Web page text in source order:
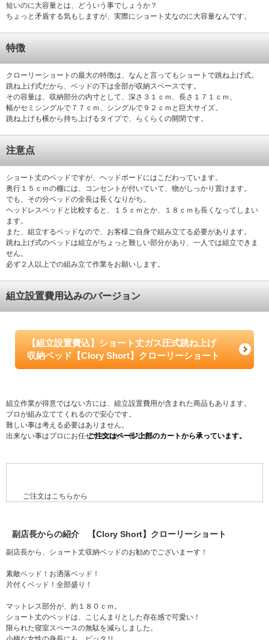
短いのに大容量とは、どういう事でしょうか？
ちょっと矛盾する気もしますが、実際にショート丈なのに大容量なんです。
特徴
クローリーショートの最大の特徴は、なんと言ってもショートで跳ね上げ式。
跳ね上げ式だから、ベッドの下は全部が収納スペースです。
その容量は、収納部分の内寸として、深さ３１ｃｍ、長さ１７１ｃｍ、
幅がセミシングルで７７ｃｍ、シングルで９２ｃｍと巨大サイズ。
跳ね上げも横から持ち上げるタイプで、らくらくの開閉です。
注意点
ショート丈のベッドですが、ヘッドボードにはこだわっています。
奥行１５ｃｍの棚には、コンセントが付いていて、物がしっかり置けます。
でも、その分ベッドの全長は長くなりがち。
ヘッドレスベッドと比較すると、１５ｃｍとか、１８ｃｍも長くなってしまい
ます。
また、組立するベッドなので、お客様ご自身で組み立てる必要があります。
跳ね上げ式のベッドは組立がちょっと難しい部分があり、一人では組立できま
せん。
必ず２人以上での組み立て作業をお願いします。
組立設置費用込みのバージョン
【組立設置費込】ショート丈ガス圧式跳ね上げ
収納ベッド【Clory Short】クローリーショート
組立作業が得意ではない方には、組立設置費用が含まれた商品もあります。
ブロが組み立ててくれるので安心です。
難しい事は考える必要はありません。
出来ない事はプロにお任せするのが一番です。
ご注文はこちらから
副店長からの紹介 【Clory Short】クローリーショート
副店長から、ショート丈収納ベッドのお勧めでございまーす！
素敵ベッド！お洒落ベッド！
片付くベッド！全部盛り！
マットレス部分が、約１８０ｃｍ。
ショート丈のベッドは、こじんまりとした存在感で可愛い！
限られた寝室スペースの無駄を減らしました。